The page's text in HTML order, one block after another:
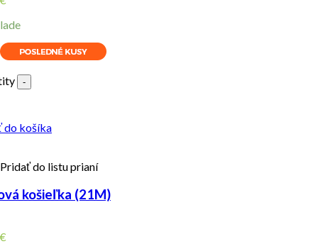
-
do košíka
Pridať do listu prianí
košieľka (21M)
€